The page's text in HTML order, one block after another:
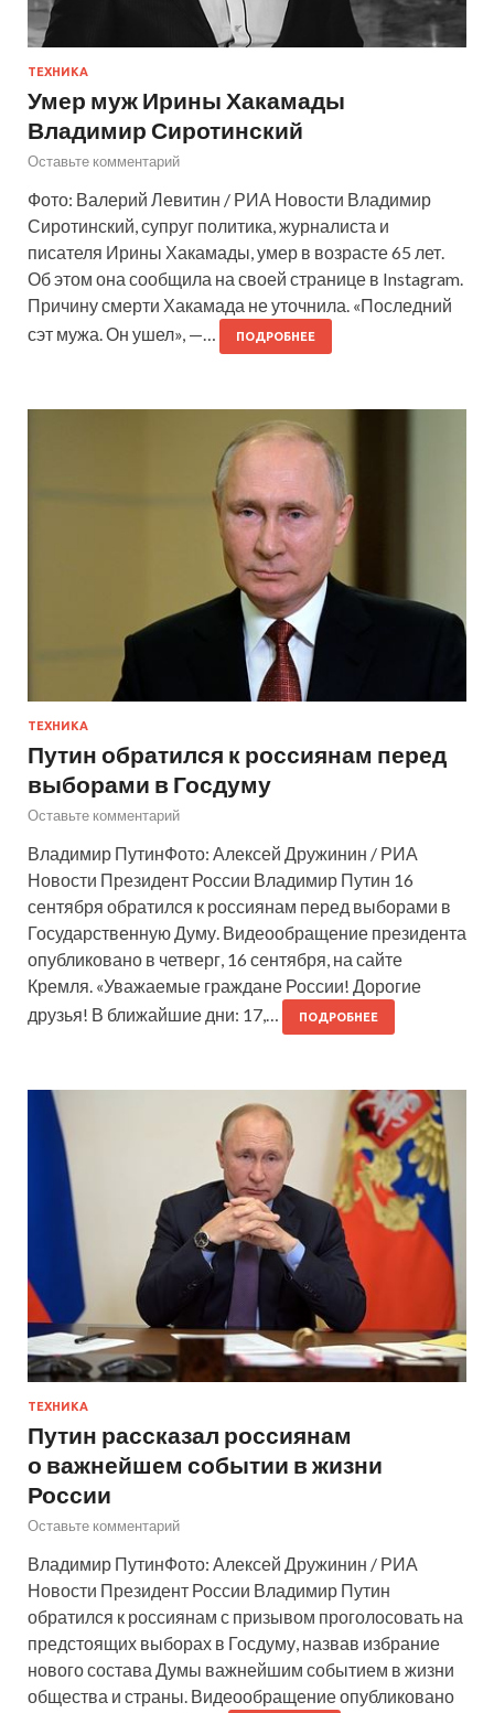
ТЕХНИКА
Умер муж Ирины Хакамады
Владимир Сиротинский
Оставьте комментарий
Фото: Валерий Левитин / РИА Новости Владимир
Сиротинский, супруг политика, журналиста и
писателя Ирины Хакамады, умер в возрасте 65 лет.
Об этом она сообщила на своей странице в Instagram.
Причину смерти Хакамада не уточнила. «Последний
сэт мужа. Он ушел», —…
ПОДРОБНЕЕ
ТЕХНИКА
Путин обратился к россиянам перед
выборами в Госдуму
Оставьте комментарий
Владимир ПутинФото: Алексей Дружинин / РИА
Новости Президент России Владимир Путин 16
сентября обратился к россиянам перед выборами в
Государственную Думу. Видеообращение президента
опубликовано в четверг, 16 сентября, на сайте
Кремля. «Уважаемые граждане России! Дорогие
друзья! В ближайшие дни: 17,…
ПОДРОБНЕЕ
ТЕХНИКА
Путин рассказал россиянам
о важнейшем событии в жизни
России
Оставьте комментарий
Владимир ПутинФото: Алексей Дружинин / РИА
Новости Президент России Владимир Путин
обратился к россиянам с призывом проголосовать на
предстоящих выборах в Госдуму, назвав избрание
нового состава Думы важнейшим событием в жизни
общества и страны. Видеообращение опубликовано